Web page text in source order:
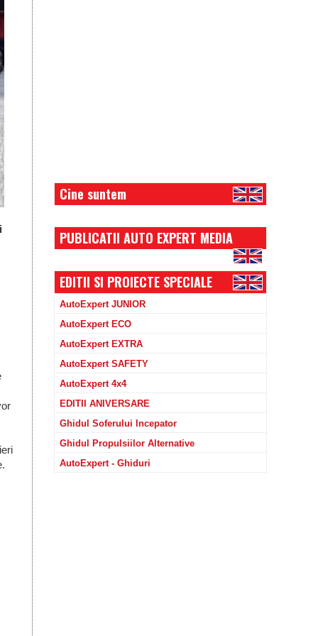
Cine suntem
PUBLICATII AUTO EXPERT MEDIA
EDITII SI PROIECTE SPECIALE
AutoExpert JUNIOR
AutoExpert ECO
AutoExpert EXTRA
AutoExpert SAFETY
AutoExpert 4x4
EDITII ANIVERSARE
Ghidul Soferului Incepator
Ghidul Propulsiilor Alternative
AutoExpert - Ghiduri